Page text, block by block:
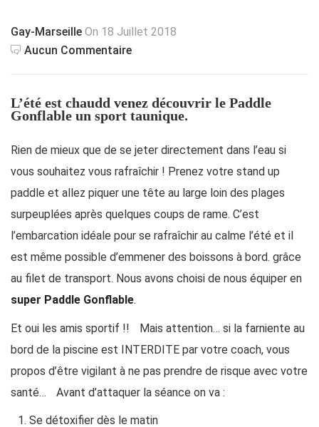
Gay-Marseille On 18 Juillet 2018
Aucun Commentaire
L’été est chaudd venez découvrir le Paddle
Gonflable un sport taunique.
Rien de mieux que de se jeter directement dans l’eau si
vous souhaitez vous rafraîchir ! Prenez votre stand up
paddle et allez piquer une tête au large loin des plages
surpeuplées après quelques coups de rame. C’est
l’embarcation idéale pour se rafraîchir au calme l’été et il
est même possible d’emmener des boissons à bord. grâce
au filet de transport. Nous avons choisi de nous équiper en
super Paddle Gonflable.
Et oui les amis sportif !! Mais attention… si la farniente au
bord de la piscine est INTERDITE par votre coach, vous
propos d’être vigilant à ne pas prendre de risque avec votre
santé… Avant d’attaquer la séance on va :
Se détoxifier dès le matin